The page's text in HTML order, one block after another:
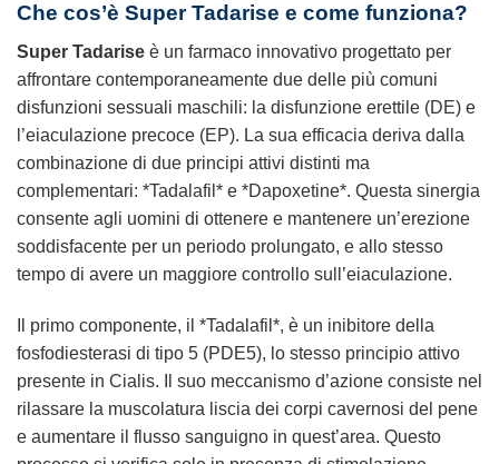
Che cos’è Super Tadarise e come funziona?
Super Tadarise è un farmaco innovativo progettato per
affrontare contemporaneamente due delle più comuni
disfunzioni sessuali maschili: la disfunzione erettile (DE) e
l’eiaculazione precoce (EP). La sua efficacia deriva dalla
combinazione di due principi attivi distinti ma
complementari: *Tadalafil* e *Dapoxetine*. Questa sinergia
consente agli uomini di ottenere e mantenere un’erezione
soddisfacente per un periodo prolungato, e allo stesso
tempo di avere un maggiore controllo sull’eiaculazione.
Il primo componente, il *Tadalafil*, è un inibitore della
fosfodiesterasi di tipo 5 (PDE5), lo stesso principio attivo
presente in Cialis. Il suo meccanismo d’azione consiste nel
rilassare la muscolatura liscia dei corpi cavernosi del pene
e aumentare il flusso sanguigno in quest’area. Questo